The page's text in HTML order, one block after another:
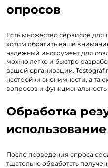
опросов
Есть множество сервисов
хотим обратить ваше
надежный инструмент для
можно легко и быстро
вашей организации. Testograf
настройки анонимности, а
вопросов и функциональность
Обработка
После проведения опроса
тщательно обработать